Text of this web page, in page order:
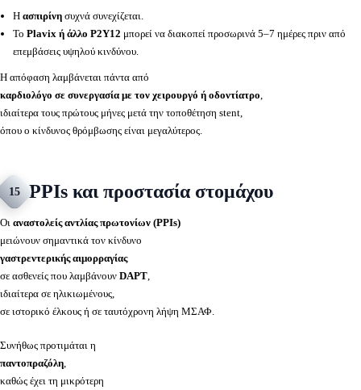
Η ασπιρίνησυχνά συνεχίζεται.
Το Plavix ή άλλο P2Y12 μπορεί να διακοπεί προσωρινά 5–7 ημέρες πριν από
επεμβάσεις υψηλού κινδύνου.
Η απόφαση λαμβάνεται πάντα από
καρδιολόγο σε συνεργασία με τον χειρουργό ή οδοντίατρο,
ιδιαίτερα τους πρώτους μήνες μετά την τοποθέτηση stent,
όπου ο κίνδυνος θρόμβωσης είναι μεγαλύτερος.
15 PPIs και προστασία στομάχου
Οι αναστολείς αντλίας πρωτονίων (PPIs)
μειώνουν σημαντικά τον κίνδυνο
γαστρεντερικής αιμορραγίας
σε ασθενείς που λαμβάνουν DAPT,
ιδιαίτερα σε ηλικιωμένους,
σε ιστορικό έλκους ή σε ταυτόχρονη λήψη ΜΣΑΦ.
Συνήθως προτιμάται η
παντοπραζόλη,
καθώς έχει τη μικρότερη